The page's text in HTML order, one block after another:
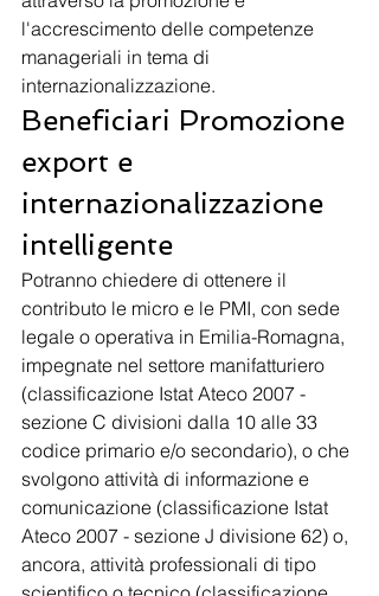
l'accrescimento delle competenze
manageriali in tema di
internazionalizzazione.
Beneficiari Promozione
export e
internazionalizzazione
intelligente
Potranno chiedere di ottenere il
contributo le micro e le PMI, con sede
legale o operativa in Emilia-Romagna,
impegnate nel settore manifatturiero
(classificazione Istat Ateco 2007 -
sezione C divisioni dalla 10 alle 33
codice primario e/o secondario), o che
svolgono attività di informazione e
comunicazione (classificazione Istat
Ateco 2007 - sezione J divisione 62) o,
ancora, attività professionali di tipo